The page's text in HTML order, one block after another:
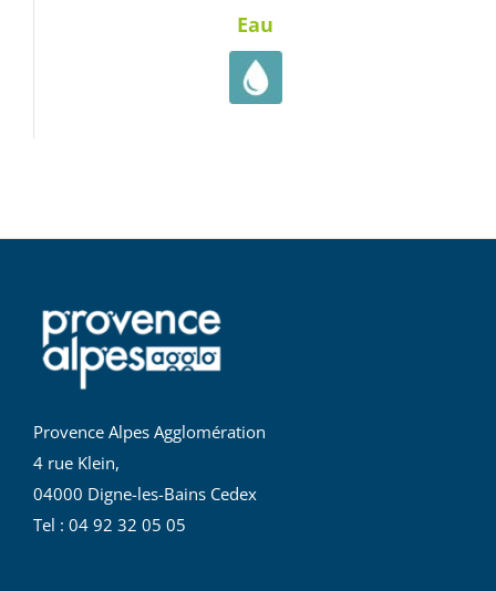
Eau
Provence Alpes Agglomération
4 rue Klein,
04000 Digne-les-Bains Cedex
Tel : 04 92 32 05 05